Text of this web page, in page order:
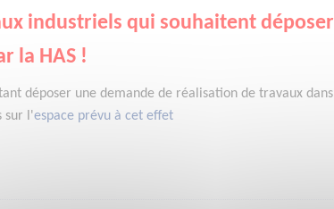
industriels qui souhaitent déposer
la HAS !
déposer une demande de réalisation de travaux dans
sur l'espace prévu à cet effet